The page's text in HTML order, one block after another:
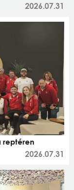
2026.07.31
reptéren
2026.07.31